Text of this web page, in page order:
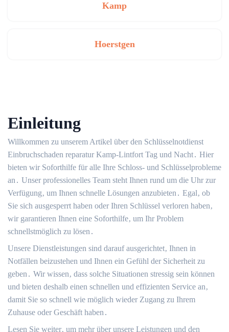
Kamp
Hoerstgen
Einleitung
Willkommen zu unserem Artikel über den Schlüsselnotdienst
Einbruchschaden reparatur Kamp-Lintfort Tag und Nacht․ Hier
bieten wir Soforthilfe für alle Ihre Schloss- und Schlüsselprobleme
an․ Unser professionelles Team steht Ihnen rund um die Uhr zur
Verfügung‚ um Ihnen schnelle Lösungen anzubieten․ Egal‚ ob
Sie sich ausgesperrt haben oder Ihren Schlüssel verloren haben‚
wir garantieren Ihnen eine Soforthilfe‚ um Ihr Problem
schnellstmöglich zu lösen․
Unsere Dienstleistungen sind darauf ausgerichtet‚ Ihnen in
Notfällen beizustehen und Ihnen ein Gefühl der Sicherheit zu
geben․ Wir wissen‚ dass solche Situationen stressig sein können
und bieten deshalb einen schnellen und effizienten Service an‚
damit Sie so schnell wie möglich wieder Zugang zu Ihrem
Zuhause oder Geschäft haben․
Lesen Sie weiter‚ um mehr über unsere Leistungen und den